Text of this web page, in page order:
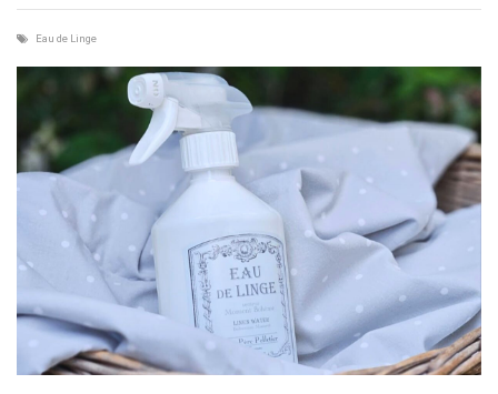
Eau de Linge